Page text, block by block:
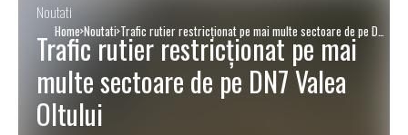
Home Noutati Trafic rutier restricționat pe mai multe sectoare de pe DN7
Valea Oltului
Noutati
Trafic rutier restricționat pe mai
multe sectoare de pe DN7 Valea
Oltului